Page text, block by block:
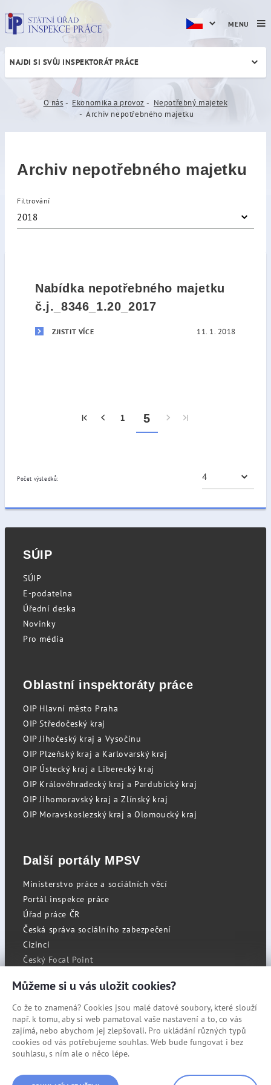
Archiv nepotřebného
NAJDI SI SVŮJ INSPEKTORÁT PRÁCE
O nás Ekonomika a provoz
Nepotřebný majetek
Archiv nepotřebného majetku
Archiv nepotřebného majetku
Filtrování
2018
Nabídka nepotřebného majetku
č.j._8346_1.20_2017
ZJISTIT VÍCE 11. 1. 2018
1 5
Počet výsledků:
MENU
SÚIP
SÚIP
E-podatelna
Úřední deska
Novinky
Pro média
Oblastní inspektoráty práce
OIP Hlavní město Praha
OIP Středočeský kraj
OIP Jihočeský kraj a Vysočinu
OIP Plzeňský kraj a Karlovarský kraj
OIP Ústecký kraj a Liberecký kraj
OIP Královéhradecký kraj a Pardubický kraj
OIP Jihomoravský kraj a Zlínský kraj
OIP Moravskoslezský kraj a Olomoucký kraj
Další portály MPSV
Ministerstvo práce a sociálních věcí
Portál inspekce práce
Úřad práce ČR
Česká správa sociálního zabezpečení
Cizinci
Český Focal Point
RSS
Cookies
Prohlášení o přístupnosti
Mapa stránek
Můžeme si u vás uložit cookies?
Co že to znamená? Cookies jsou malé datové soubory, které slouží
např. k tomu, aby si web pamatoval vaše nastavení a to, co vás
zajímá, nebo abychom jej zlepšovali. Pro ukládání různých typů
cookies od vás potřebujeme souhlas. Web bude fungovat i bez
souhlasu, s ním ale o něco lépe.